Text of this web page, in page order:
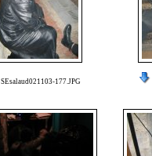
SEsalaud021103-177.JPG